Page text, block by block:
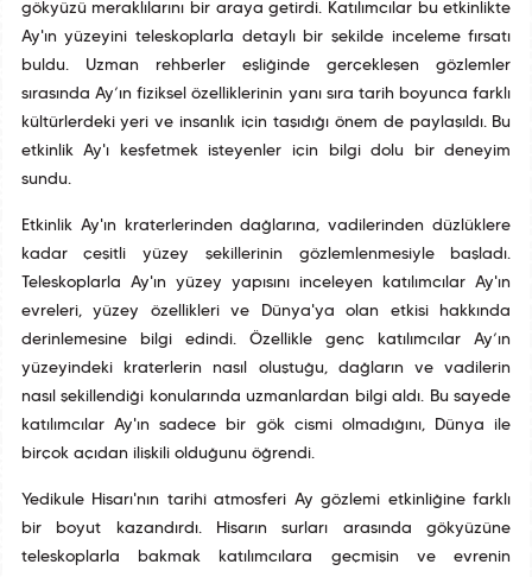
gökyüzü meraklılarını bir araya getirdi. Katılımcılar bu etkinlikte
Ay'ın yüzeyini teleskoplarla detaylı bir şekilde inceleme fırsatı
buldu. Uzman rehberler eşliğinde gerçekleşen gözlemler
sırasında Ay’ın fiziksel özelliklerinin yanı sıra tarih boyunca farklı
kültürlerdeki yeri ve insanlık için taşıdığı önem de paylaşıldı. Bu
etkinlik Ay'ı keşfetmek isteyenler için bilgi dolu bir deneyim
sundu.
Etkinlik Ay'ın kraterlerinden dağlarına, vadilerinden düzlüklere
kadar çeşitli yüzey şekillerinin gözlemlenmesiyle başladı.
Teleskoplarla Ay'ın yüzey yapısını inceleyen katılımcılar Ay'ın
evreleri, yüzey özellikleri ve Dünya'ya olan etkisi hakkında
derinlemesine bilgi edindi. Özellikle genç katılımcılar Ay’ın
yüzeyindeki kraterlerin nasıl oluştuğu, dağların ve vadilerin
nasıl şekillendiği konularında uzmanlardan bilgi aldı. Bu sayede
katılımcılar Ay'ın sadece bir gök cismi olmadığını, Dünya ile
birçok açıdan ilişkili olduğunu öğrendi.
Yedikule Hisarı'nın tarihî atmosferi Ay gözlemi etkinliğine farklı
bir boyut kazandırdı. Hisarın surları arasında gökyüzüne
teleskoplarla bakmak katılımcılara geçmişin ve evrenin